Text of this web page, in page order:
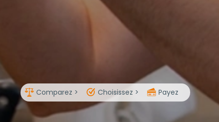
Comparez > Choisissez > Payez